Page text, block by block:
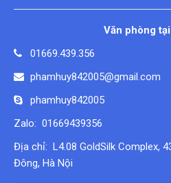
Văn phòng
01669.439.356
phamhuy842005@gmail.com
phamhuy842005
Zalo: 01669439356
Địa chỉ: L4.08 GoldSilk Complex,
Đông, Hà Nội